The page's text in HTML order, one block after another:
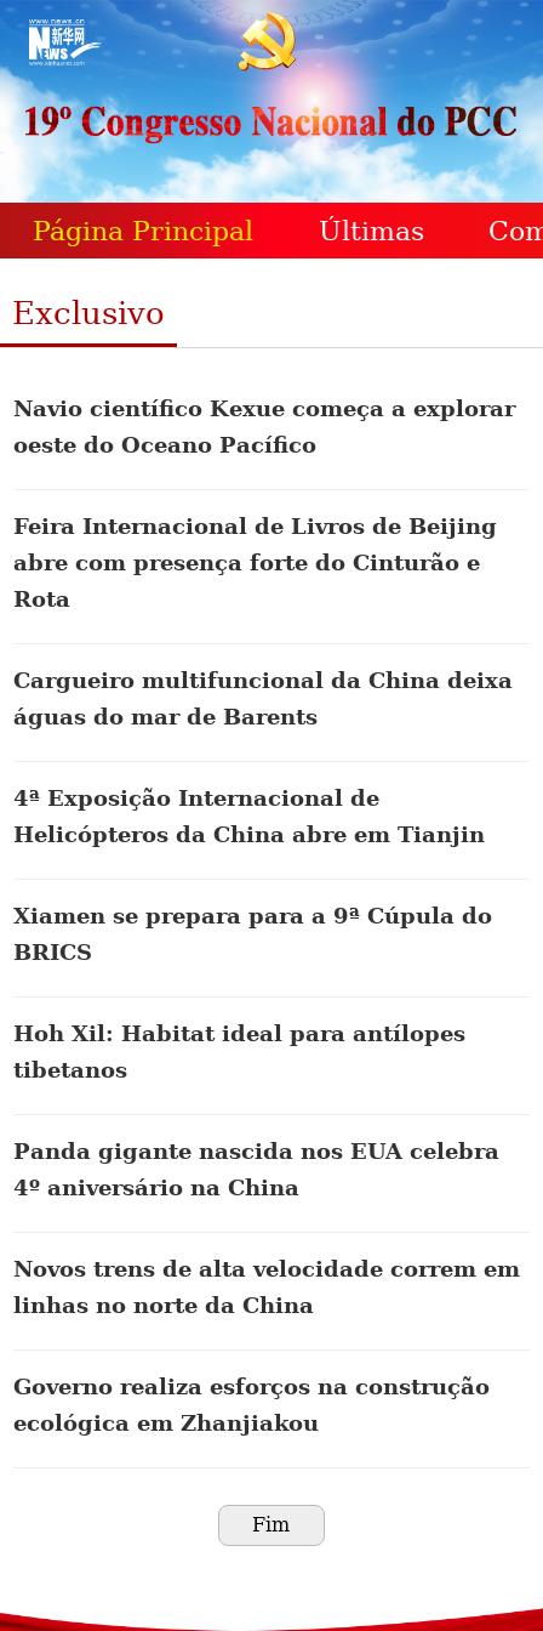
Página Principal Últimas
Exclusivo
Navio científico Kexue começa a explorar
oeste do Oceano Pacífico
Feira Internacional de Livros de Beijing
abre com presença forte do Cinturão e
Rota
Cargueiro multifuncional da China deixa
águas do mar de Barents
4ª Exposição Internacional de
Helicópteros da China abre em Tianjin
Xiamen se prepara para a 9ª Cúpula do
BRICS
Hoh Xil: Habitat ideal para antílopes
tibetanos
Panda gigante nascida nos EUA celebra
4º aniversário na China
Novos trens de alta velocidade correm em
linhas no norte da China
Governo realiza esforços na construção
ecológica em Zhanjiakou
Fim